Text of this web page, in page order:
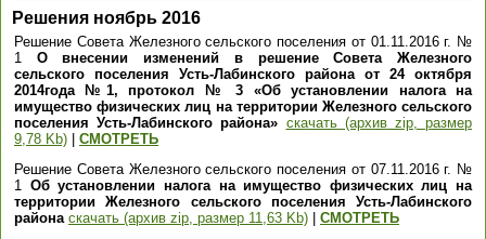
Решения ноябрь 2016
Решение Совета Железного сельского поселения от 01.11.2016 г. №
1 О внесении изменений в решение Совета Железного
сельского поселения Усть-Лабинского района от 24 октября
2014года №1, протокол № 3 «Об установлении налога на
имущество физических лиц на территории Железного сельского
поселения Усть-Лабинского района» скачать (архив zip, размер
9,78 Kb)
СМОТРЕТЬ
Решение Совета Железного сельского поселения от 07.11.2016 г. №
1 Об установлении налога на имущество физических лиц на
территории Железного сельского поселения Усть-Лабинского
района скачать (архив zip, размер 11,63 Kb)
СМОТРЕТЬ